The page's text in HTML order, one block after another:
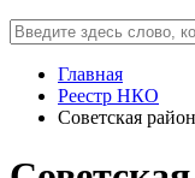
Главная
Реестр НКО
Советская